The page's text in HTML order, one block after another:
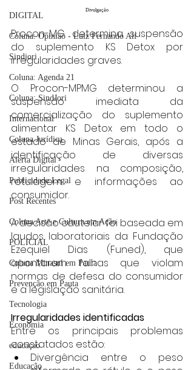
DIGITAL
Coluna: Opinião - Luiz Fernando Alf
Sindjori
Coluna: Agenda 21
Coluna: SindJori
Internacional
Coluna Jurídica
Alerta Digital
Publicidade Legal
Post Recentes
Coluna Arte e Cultura em Ação
POLICIAL
Coluna Minasul em Pauta
Prevenção em Pauta
Tecnologia
Economia
educaçao
Educação
Divulgação
Procon-MG determina suspensão
do suplemento KS Detox por
irregularidades graves.
O Procon-MPMG determinou a
suspensão imediata da
comercialização do suplemento
alimentar KS Detox em todo o
estado de Minas Gerais, após a
identificação de diversas
irregularidades na composição,
rotulagem e informações ao
consumidor.
A decisão cautelar foi baseada em
laudos laboratoriais da Fundação
Ezequiel Dias (Funed), que
apontaram falhas que violam
normas de defesa do consumidor
e a legislação sanitária.
Irregularidades identificadas
Entre os principais problemas
constatados estão:
Divergência entre o peso